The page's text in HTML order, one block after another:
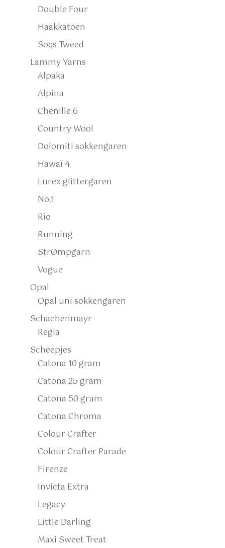
Double Four
Haakkatoen
Soqs Tweed
Lammy Yarns
Alpaka
Alpina
Chenille 6
Country Wool
Dolomiti sokkengaren
Hawaï 4
Lurex glittergaren
No.1
Rio
Running
StrØmpgarn
Vogue
Opal
Opal uni sokkengaren
Schachenmayr
Regia
Scheepjes
Catona 10 gram
Catona 25 gram
Catona 50 gram
Catona Chroma
Colour Crafter
Colour Crafter Parade
Firenze
Invicta Extra
Legacy
Little Darling
Maxi Sweet Treat